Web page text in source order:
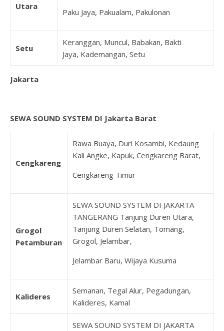
Utara
Paku Jaya, Pakualam, Pakulonan
Setu
Keranggan, Muncul, Babakan, Bakti
Jaya, Kademangan, Setu
Jakarta
SEWA SOUND SYSTEM DI Jakarta Barat
Cengkareng
Rawa Buaya, Duri Kosambi, Kedaung
Kali Angke, Kapuk, Cengkareng Barat,
Cengkareng Timur
Grogol
Petamburan
SEWA SOUND SYSTEM DI JAKARTA
TANGERANG Tanjung Duren Utara,
Tanjung Duren Selatan, Tomang,
Grogol, Jelambar,
Jelambar Baru, Wijaya Kusuma
Kalideres
Semanan, Tegal Alur, Pegadungan,
Kalideres, Kamal
SEWA SOUND SYSTEM DI JAKARTA